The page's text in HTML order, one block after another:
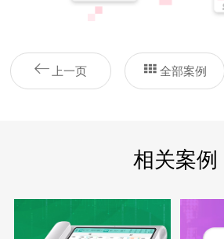
上一页 全部案例
相关案例